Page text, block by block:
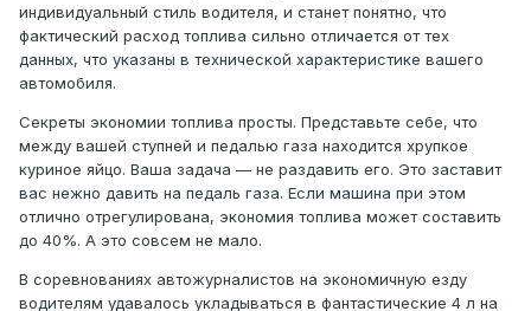
индивидуальный стиль водителя, и станет понятно, что
фактический расход топлива сильно отличается от тех
данных, что указаны в технической характеристике вашего
автомобиля.
Секреты экономии топлива просты. Представьте себе, что
между вашей ступней и педалью газа находится хрупкое
куриное яйцо. Ваша задача — не раздавить его. Это заставит
вас нежно давить на педаль газа. Если машина при этом
отлично отрегулирована, экономия топлива может составить
до 40%. А это совсем не мало.
В соревнованиях автожурналистов на экономичную езду
водителям удавалось укладываться в фантастические 4 л на